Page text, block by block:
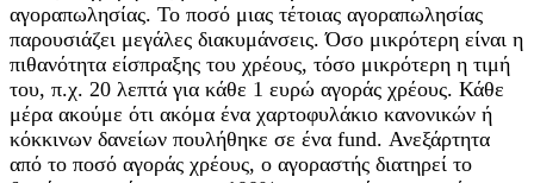
αγοραπωλησίας. Το ποσό μιας τέτοιας αγοραπωλησίας
παρουσιάζει μεγάλες διακυμάνσεις. Όσο μικρότερη είναι η
πιθανότητα είσπραξης του χρέους, τόσο μικρότερη η τιμή
του, π.χ. 20 λεπτά για κάθε 1 ευρώ αγοράς χρέους. Κάθε
μέρα ακούμε ότι ακόμα ένα χαρτοφυλάκιο κανονικών ή
κόκκινων δανείων πουλήθηκε σε ένα fund. Ανεξάρτητα
από το ποσό αγοράς χρέους, ο αγοραστής διατηρεί το